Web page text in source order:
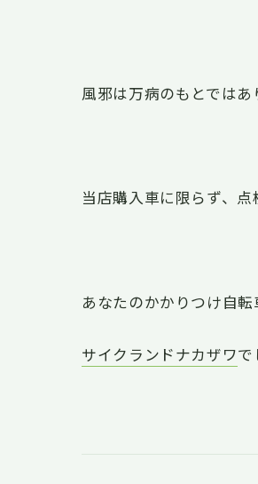
風邪は万病のもとでは
当店購入車に限らず、
あなたのかかりつけ自
サイクランドナカザワで